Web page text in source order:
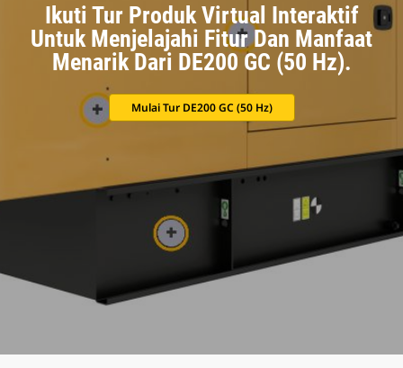
Ikuti Tur Produk Virtual Interaktif
Untuk Menjelajahi Fitur Dan Manfaat
Menarik Dari DE200 GC (50 Hz).
Mulai Tur DE200 GC (50 Hz)